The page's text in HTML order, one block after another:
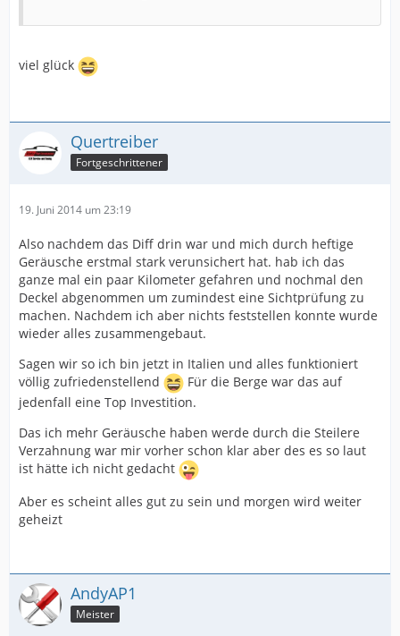
viel glück
Quertreiber
Fortgeschrittener
19. Juni 2014 um 23:19
Also nachdem das Diff drin war und mich durch heftige
Geräusche erstmal stark verunsichert hat. hab ich das
ganze mal ein paar Kilometer gefahren und nochmal den
Deckel abgenommen um zumindest eine Sichtprüfung zu
machen. Nachdem ich aber nichts feststellen konnte wurde
wieder alles zusammengebaut.
Sagen wir so ich bin jetzt in Italien und alles funktioniert
völlig zufriedenstellend
Für die Berge war das auf
jedenfall eine Top Investition.
Das ich mehr Geräusche haben werde durch die Steilere
Verzahnung war mir vorher schon klar aber des es so laut
ist hätte ich nicht gedacht
Aber es scheint alles gut zu sein und morgen wird weiter
geheizt
AndyAP1
Meister